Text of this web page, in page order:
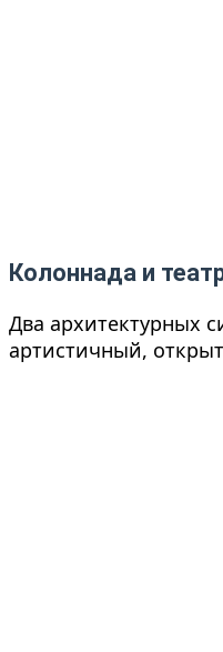
Колоннада и
Два архитектурных
артистичный,